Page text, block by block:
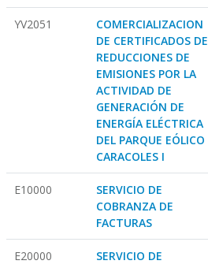
YV2051
COMERCIALIZACION
DE CERTIFICADOS DE
REDUCCIONES DE
EMISIONES POR LA
ACTIVIDAD DE
GENERACIÓN DE
ENERGÍA ELÉCTRICA
DEL PARQUE EÓLICO
CARACOLES I
E10000
SERVICIO DE
COBRANZA DE
FACTURAS
E20000
SERVICIO DE